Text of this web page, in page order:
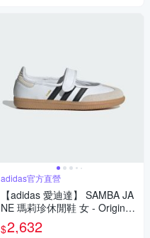
adidas官方直營
【adidas 愛迪達】 SAMBA JA
NE 瑪莉珍休閒鞋 女 - Originals
JR1402
$2,632